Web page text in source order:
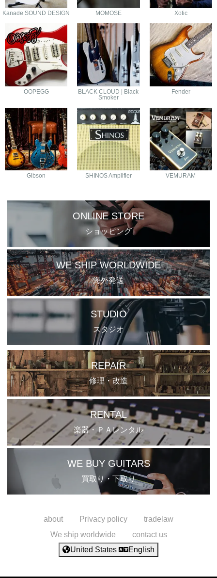
Kanade SOUND DESIGN MOMOSE Xotic
OOPEGG
BLACK CLOUD | Black
Smoker
Fender
Gibson SHINOS Amplifier VEMURAM
ONLINE STORE
ショッピング
WE SHIP WORLDWIDE
海外発送
STUDIO
スタジオ
REPAIR
修理・改造
RENTAL
楽器・ＰＡレンタル
WE BUY GUITARS
買取り・下取り
about Privacy policy
tradelaw
We ship worldwide
contact us
United States
English